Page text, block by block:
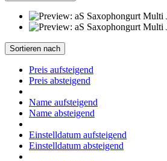
Sortieren nach
Preis aufsteigend
Preis absteigend
Name aufsteigend
Name absteigend
Einstelldatum aufsteigend
Einstelldatum absteigend